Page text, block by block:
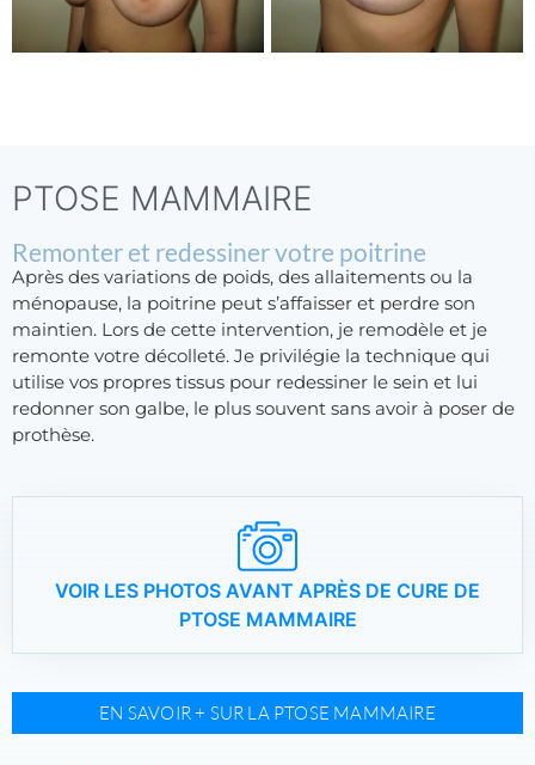
PTOSE MAMMAIRE
Remonter et redessiner votre poitrine
Après des variations de poids, des allaitements ou la
ménopause, la poitrine peut s’affaisser et perdre son
maintien. Lors de cette intervention, je remodèle et je
remonte votre décolleté. Je privilégie la technique qui
utilise vos propres tissus pour redessiner le sein et lui
redonner son galbe, le plus souvent sans avoir à poser de
prothèse.
VOIR LES PHOTOS AVANT APRÈS DE CURE DE
PTOSE MAMMAIRE
EN SAVOIR + SUR LA PTOSE MAMMAIRE